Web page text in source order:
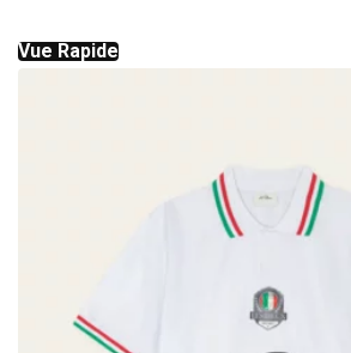
Vue Rapide